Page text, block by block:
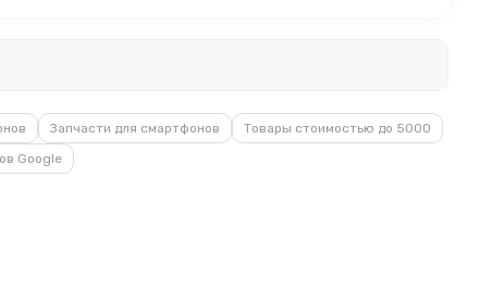
Запчасти для смартфонов
Товары стоимостью до 5000
Google